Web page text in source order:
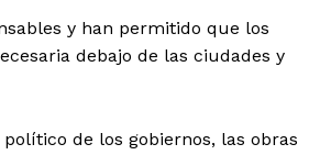
y han permitido que los
debajo de las ciudades y
de los gobiernos, las obras